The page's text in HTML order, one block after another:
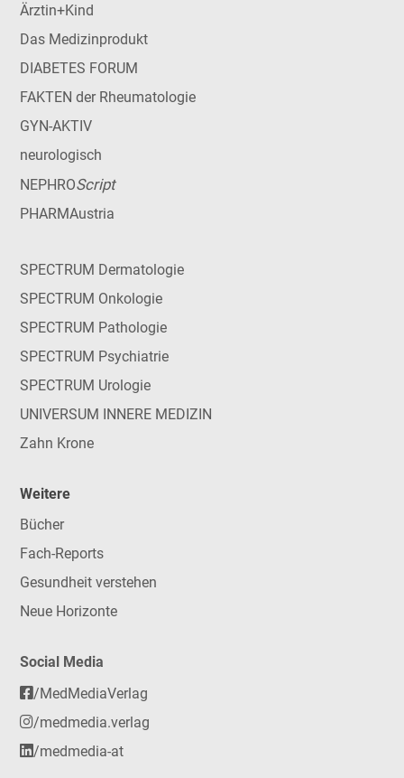
Ärztin+Kind
Das Medizinprodukt
DIABETES FORUM
FAKTEN der Rheumatologie
GYN-AKTIV
neurologisch
NEPHROScript
PHARMAustria
SPECTRUM Dermatologie
SPECTRUM Onkologie
SPECTRUM Pathologie
SPECTRUM Psychiatrie
SPECTRUM Urologie
UNIVERSUM INNERE MEDIZIN
Zahn Krone
Weitere
Bücher
Fach-Reports
Gesundheit verstehen
Neue Horizonte
Social Media
/MedMediaVerlag
/medmedia.verlag
/medmedia-at